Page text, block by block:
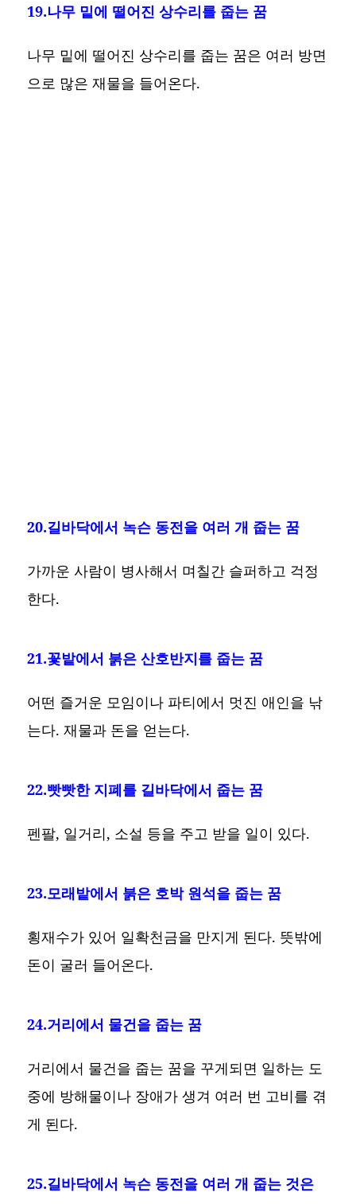
19.나무 밑에 떨어진 상수리를 줍는 꿈
나무 밑에 떨어진 상수리를 줍는 꿈은 여러 방면
으로 많은 재물을 들어온다.
20.길바닥에서 녹슨 동전을 여러 개 줍는 꿈
가까운 사람이 병사해서 며칠간 슬퍼하고 걱정
한다.
21.꽃밭에서 붉은 산호반지를 줍는 꿈
어떤 즐거운 모임이나 파티에서 멋진 애인을 낚
는다. 재물과 돈을 얻는다.
22.빳빳한 지폐를 길바닥에서 줍는 꿈
펜팔, 일거리, 소설 등을 주고 받을 일이 있다.
23.모래밭에서 붉은 호박 원석을 줍는 꿈
횡재수가 있어 일확천금을 만지게 된다. 뜻밖에
돈이 굴러 들어온다.
24.거리에서 물건을 줍는 꿈
거리에서 물건을 줍는 꿈을 꾸게되면 일하는 도
중에 방해물이나 장애가 생겨 여러 번 고비를 겪
게 된다.
25.길바닥에서 녹슨 동전을 여러 개 줍는 것은